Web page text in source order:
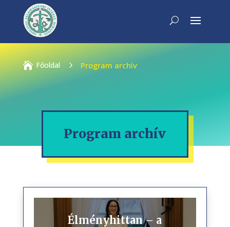
 Főoldal 5 Program archív
Program archív
Élményhittan – a